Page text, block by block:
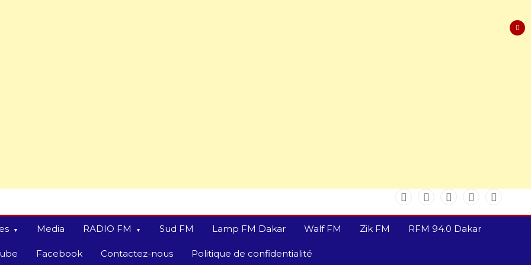
Media RADIO FM Sud FM Lamp FM Dakar Walf FM Zik FM RFM 94.0 Dakar
Facebook Contactez-nous Politique de confidentialité